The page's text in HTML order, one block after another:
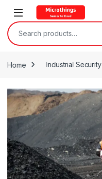
Open
Search for:
Home Industrial Security